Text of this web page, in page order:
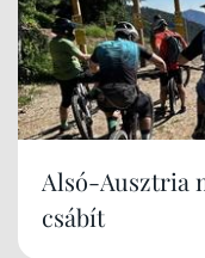
Alsó-Ausztria
csábít